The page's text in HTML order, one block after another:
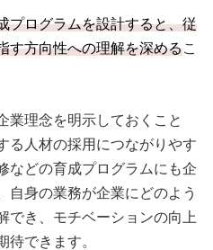
プログラムを設計すると、従
す方向性への理解を深めるこ
業理念を明示しておくこと
る人材の採用につながりやす
などの育成プログラムにも企
自身の業務が企業にどのよう
でき、モチベーションの向上
待できます。